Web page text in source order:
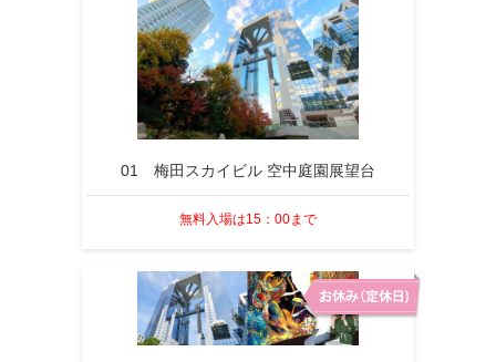
01 梅田スカイビル 空中庭園展望台
無料入場は15：00まで